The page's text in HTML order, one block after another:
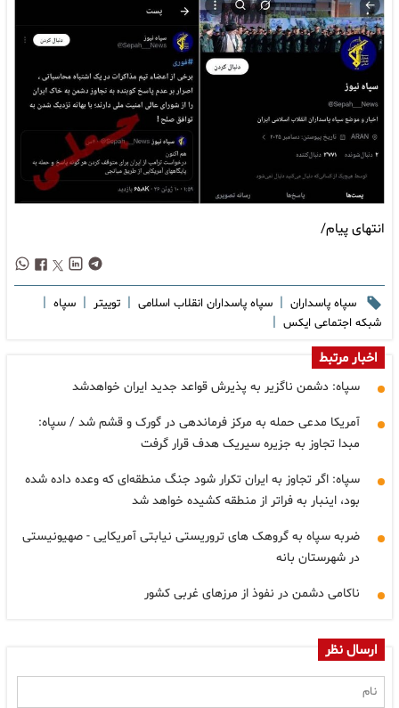
انتهای پیام/
سپاه پاسداران | سپاه پاسداران انقلاب اسلامی | توییتر | سپاه |
شبکه اجتماعی ایکس |
اخبار مرتبط
سپاه: دشمن ناگزیر به پذیرش قواعد جدید ایران خواهدشد
آمریکا مدعی حمله به مرکز فرماندهی در گورک و قشم شد / سپاه:
مبدا تجاوز به جزیره سیریک هدف قرار گرفت
سپاه: اگر تجاوز به ایران تکرار شود جنگ منطقه‌ای که وعده داده شده
بود، اینبار به فراتر از منطقه کشیده خواهد شد
ضربه سپاه به گروهک های تروریستی نیابتی آمریکایی - صهیونیستی
در شهرستان بانه
ناکامی دشمن در نفوذ از مرزهای غربی کشور
ارسال نظر